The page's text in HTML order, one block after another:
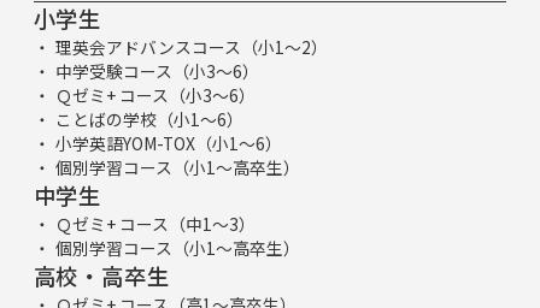
小学生
理英会アドバンスコース（小1～2）
中学受験コース（小3～6）
Ｑゼミ+ コース（小3～6）
ことばの学校（小1～6）
小学英語YOM-TOX（小1～6）
個別学習コース（小1～高卒生）
中学生
Ｑゼミ+ コース（中1～3）
個別学習コース（小1～高卒生）
高校・高卒生